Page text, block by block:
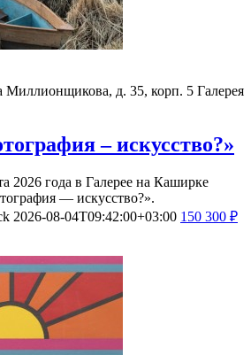
Миллионщикова, д. 35, корп. 5 Галерея
– искусство?»
2026 года в Галерее на Каширке
— искусство?».
2026-08-04T09:42:00+03:00 150 300 ₽